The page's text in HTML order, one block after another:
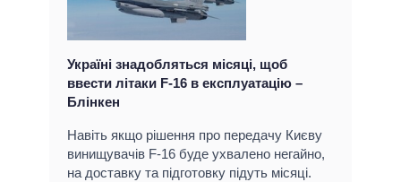
Україні знадобляться місяці, щоб
ввести літаки F-16 в експлуатацію –
Блінкен
Навіть якщо рішення про передачу Києву
винищувачів F-16 буде ухвалено негайно,
на доставку та підготовку підуть місяці.